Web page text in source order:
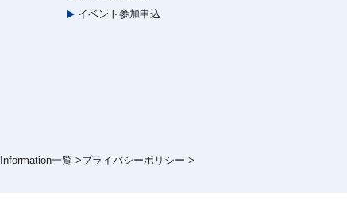
イベント参加申込
Information一覧 >プライバシーポリシー >